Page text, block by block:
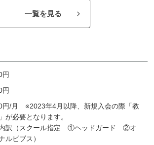
一覧を見る
円
円
円/月 ※2023年4月以降、新規入会の際「教
が必要となります。
訳（スクール指定 ①ヘッドガード ②オ
ルビブス）